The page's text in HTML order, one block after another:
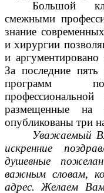
Большой
смежными
знание
и хирургии
и аргументировано
За последние
программ
размещенные
опубликованы три
Уважаемый
искренние
душевные
важным словам,
адрес. Желаем Вам